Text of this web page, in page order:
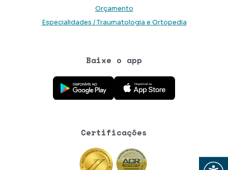
Abrir
Orçamento
Especialidades / Traumatologia e Ortopedia
Baixe o app
Baixe o aplicativo na Google Play Store
Baixe o aplicativo na App Store
Certificações